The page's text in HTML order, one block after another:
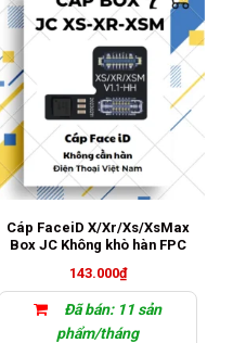
Cáp FaceiD X/Xr/Xs/XsMax
Box JC Không khò hàn FPC
143.000₫
Đã bán: 11 sản
phẩm/tháng